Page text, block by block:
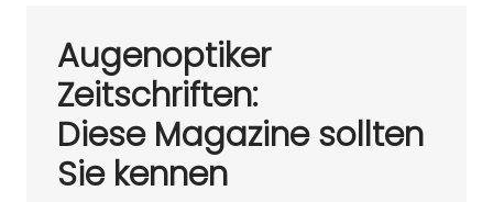
Augenoptiker
Zeitschriften:
Diese Magazine sollten
Sie kennen